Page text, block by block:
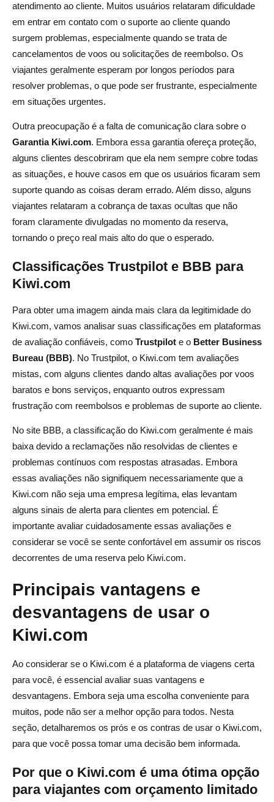
atendimento ao cliente. Muitos usuários relataram dificuldade
em entrar em contato com o suporte ao cliente quando
surgem problemas, especialmente quando se trata de
cancelamentos de voos ou solicitações de reembolso. Os
viajantes geralmente esperam por longos períodos para
resolver problemas, o que pode ser frustrante, especialmente
em situações urgentes.
Outra preocupação é a falta de comunicação clara sobre o
Garantia Kiwi.com. Embora essa garantia ofereça proteção,
alguns clientes descobriram que ela nem sempre cobre todas
as situações, e houve casos em que os usuários ficaram sem
suporte quando as coisas deram errado. Além disso, alguns
viajantes relataram a cobrança de taxas ocultas que não
foram claramente divulgadas no momento da reserva,
tornando o preço real mais alto do que o esperado.
Classificações Trustpilot e BBB para
Kiwi.com
Para obter uma imagem ainda mais clara da legitimidade do
Kiwi.com, vamos analisar suas classificações em plataformas
de avaliação confiáveis, como Trustpilot e o Better Business
Bureau (BBB). No Trustpilot, o Kiwi.com tem avaliações
mistas, com alguns clientes dando altas avaliações por voos
baratos e bons serviços, enquanto outros expressam
frustração com reembolsos e problemas de suporte ao cliente.
No site BBB, a classificação do Kiwi.com geralmente é mais
baixa devido a reclamações não resolvidas de clientes e
problemas contínuos com respostas atrasadas. Embora
essas avaliações não signifiquem necessariamente que a
Kiwi.com não seja uma empresa legítima, elas levantam
alguns sinais de alerta para clientes em potencial. É
importante avaliar cuidadosamente essas avaliações e
considerar se você se sente confortável em assumir os riscos
decorrentes de uma reserva pelo Kiwi.com.
Principais vantagens e
desvantagens de usar o
Kiwi.com
Ao considerar se o Kiwi.com é a plataforma de viagens certa
para você, é essencial avaliar suas vantagens e
desvantagens. Embora seja uma escolha conveniente para
muitos, pode não ser a melhor opção para todos. Nesta
seção, detalharemos os prós e os contras de usar o Kiwi.com,
para que você possa tomar uma decisão bem informada.
Por que o Kiwi.com é uma ótima opção
para viajantes com orçamento limitado